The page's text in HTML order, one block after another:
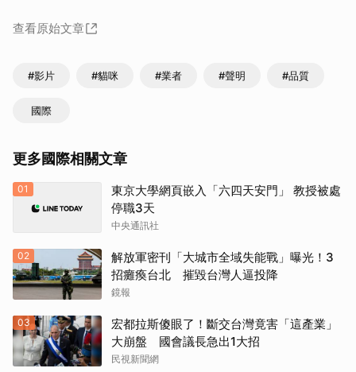
查看原始文章
#影片 #貓咪 #業者 #聲明 #品質
國際
更多國際相關文章
01
東京大學網頁嵌入「六四天安門」 教授被處
停職3天
中央通訊社
02
解放軍密刊「大城市全域失能戰」曝光！3
招癱瘓台北 摧毀台灣人逼投降
鏡報
03
宏都拉斯傻眼了！斷交台灣竟害「這產業」
大崩盤 國會議長急出1大招
民視新聞網